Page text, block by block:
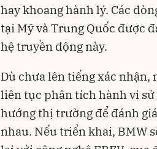
hay khoang hành lý. Các
tại Mỹ và Trung Quốc được
hệ truyền động này.
Dù chưa lên tiếng xác nhận,
liên tục phân tích hành vi sử
hướng thị trường để đánh
nhau. Nếu triển khai, BMW